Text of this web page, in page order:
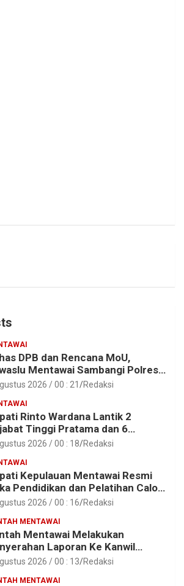
DPB dan Rencana MoU,
Mentawai Sambangi Polres
2026 / 00 : 21 Redaksi
Rinto Wardana Lantik 2
Tinggi Pratama dan 6
Fungsional di Lingkungan
2026 / 00 : 18 Redaksi
Kepulauan Mentawai Resmi
Pendidikan dan Pelatihan Calon
Tahun 2026
2026 / 00 : 16 Redaksi
MENTAWAI
Mentawai Melakukan
Laporan Ke Kanwil
ATR/BPN RI Sumbar
2026 / 00 : 13 Redaksi
MENTAWAI